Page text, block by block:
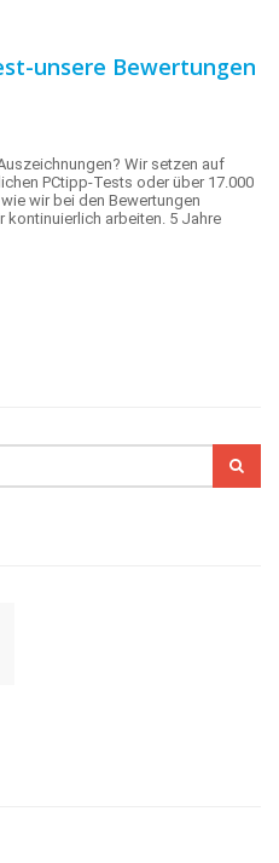
unsere Bewertungen
Wir setzen auf
PCtipp-Tests oder über 17.000
wir bei den Bewertungen
kontinuierlich arbeiten. 5 Jahre